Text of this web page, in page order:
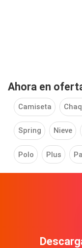
Ahora en
Camiseta
Spring Nieve
Polo Plus